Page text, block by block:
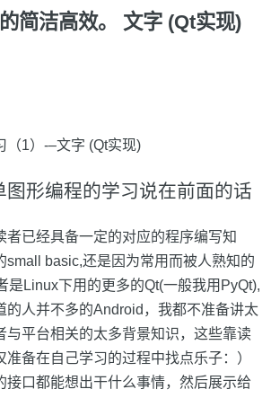
简洁高效。 文字 (Qt实现)
（1）-–文字 (Qt实现)
形编程的学习说在前面的话
者已经具备一定的对应的程序编写知
small basic,还是因为常用而被人熟知的
是Linux下用的更多的Qt(一般我用PyQt),
的人并不多的Android，我都不准备讲太
与平台相关的太多背景知识，这些靠读
备在自己学习的过程中找点乐子：）
接口都能想出干什么事情，然后展示给